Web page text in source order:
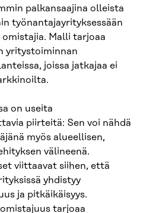
palkansaajina olleista
työnantajayrityksessään
Malli tarjoaa
yritystoiminnan
joissa jatkajaa ei
on useita
piirteitä: Sen voi nähdä
myös alueellisen,
välineenä.
viittaavat siihen, että
yhdistyy
ja pitkäikäisyys.
tarjoaa